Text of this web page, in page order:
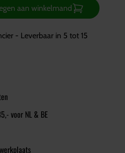
aan winkelmand
- Leverbaar in 5 tot 15
voor NL & BE